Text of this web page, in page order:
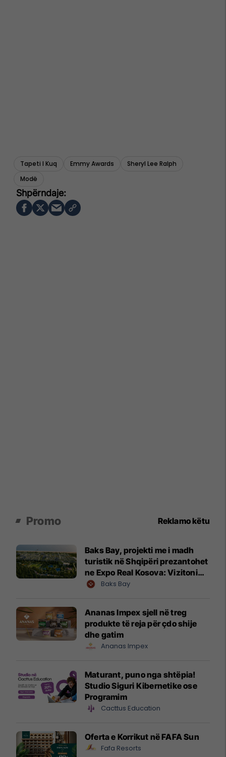
Tapeti I Kuq Emmy Awards
Sheryl Lee Ralph
Modë
Promo Reklamo këtu
Baks Bay, projekti me i madh
turistik në Shqipëri prezantohet
ne Expo Real Kosova: Vizitoni
shtandin dhe zbuloni
Baks Bay
Ananas Impex sjell në treg
produkte të reja për çdo shije
dhe gatim
Ananas Impex
Maturant, puno nga shtëpia!
Studio Siguri Kibernetike ose
Programim
Cacttus Education
Oferta e Korrikut në FAFA Sun
Fafa Resorts